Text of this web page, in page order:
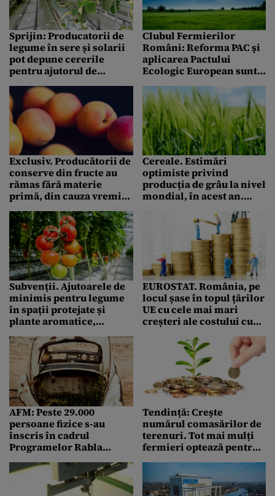
Sprijin: Producatorii de
legume în sere și solarii
pot depune cererile
pentru ajutorul de
până la 20 iulie
Clubul Fermierilor
Români: Reforma PAC şi
aplicarea Pactului
Ecologic European sunt
agricultură
Exclusiv. Producătorii de
conserve din fructe au
rămas fără materie
primă, din cauza vremii
caise și piersici,
compromisă
Cereale. Estimări
optimiste privind
producția de grâu la nivel
mondial, în acest an.
pentru marii producători
Subvenții. Ajutoarele de
minimis pentru legume
în spații protejate și
plante aromatice,
obține banii
EUROSTAT. România, pe
locul șase în topul țărilor
UE cu cele mai mari
creșteri ale costului cu
AFM: Peste 29.000
persoane fizice s-au
înscris în cadrul
Programelor Rabla
2021
Tendință: Crește
numărul comasărilor de
terenuri. Tot mai mulți
fermieri optează pentru